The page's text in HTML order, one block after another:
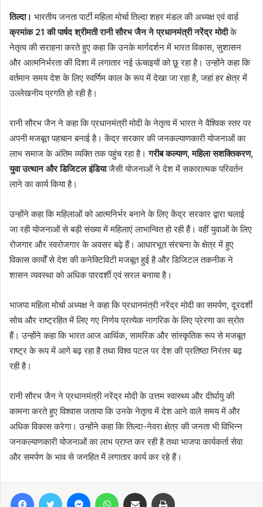
तिल्दा। भारतीय जनता पार्टी महिला मोर्चा तिल्दा शहर मंडल की अध्यक्ष एवं वार्ड
क्रमांक 21 की पार्षद श्रीमती रानी सौरभ जैन ने प्रधानमंत्री नरेंद्र मोदीके
नेतृत्व की सराहना करते हुए कहा कि उनके मार्गदर्शन में भारत विकास, सुशासन
और आत्मनिर्भरता की दिशा में लगातार नई ऊंचाइयों को छू रहा है। उन्होंने कहा कि
वर्तमान समय देश के लिए स्वर्णिम काल के रूप में देखा जा रहा है, जहां हर क्षेत्र में
उल्लेखनीय प्रगति हो रही है।
रानी सौरभ जैन ने कहा कि प्रधानमंत्री मोदी के नेतृत्व में भारत ने वैश्विक स्तर पर
अपनी मजबूत पहचान बनाई है। केंद्र सरकार की जनकल्याणकारी योजनाओं का
लाभ समाज के अंतिम व्यक्ति तक पहुंच रहा है।गरीब कल्याण, महिला सशक्तिकरण,
युवा उत्थान और डिजिटल इंडियाजैसी योजनाओं ने देश में सकारात्मक परिवर्तन
लाने का कार्य किया है।
उन्होंने कहा कि महिलाओं को आत्मनिर्भर बनाने के लिए केंद्र सरकार द्वारा चलाई
जा रही योजनाओं से बड़ी संख्या में महिलाएं लाभान्वित हो रही हैं। वहीं युवाओं के लिए
रोजगार और स्वरोजगार के अवसर बढ़े हैं। आधारभूत संरचना के क्षेत्र में हुए
विकास कार्यों से देश की कनेक्टिविटी मजबूत हुई है और डिजिटल तकनीक ने
शासन व्यवस्था को अधिक पारदर्शी एवं सरल बनाया है।
भाजपा महिला मोर्चा अध्यक्ष ने कहा कि प्रधानमंत्री नरेंद्र मोदी का समर्पण, दूरदर्शी
सोच और राष्ट्रहित में लिए गए निर्णय प्रत्येक नागरिक के लिए प्रेरणा का स्रोत
हैं। उन्होंने कहा कि भारत आज आर्थिक, सामरिक और सांस्कृतिक रूप से मजबूत
राष्ट्र के रूप में आगे बढ़ रहा है तथा विश्व पटल पर देश की प्रतिष्ठा निरंतर बढ़
रही है।
रानी सौरभ जैन ने प्रधानमंत्री नरेंद्र मोदी के उत्तम स्वास्थ्य और दीर्घायु की
कामना करते हुए विश्वास जताया कि उनके नेतृत्व में देश आने वाले समय में और
अधिक विकास करेगा। उन्होंने कहा कि तिल्दा-नेवरा क्षेत्र की जनता भी विभिन्न
जनकल्याणकारी योजनाओं का लाभ प्राप्त कर रही है तथा भाजपा कार्यकर्ता सेवा
और समर्पण के भाव से जनहित में लगातार कार्य कर रहे हैं।
FacebookTwitter MessengerWhatsAppShare via Email